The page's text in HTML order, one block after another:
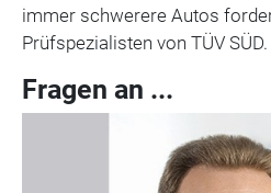
immer schwerere Autos
Prüfspezialisten von TÜV SÜD.
Fragen an ...